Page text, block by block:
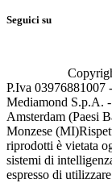
Seguici su
P.Iva
Mediamond S.p.A.
Amsterdam (Paesi
Monzese (MI)
riprodotti è vietata
sistemi di
espresso di